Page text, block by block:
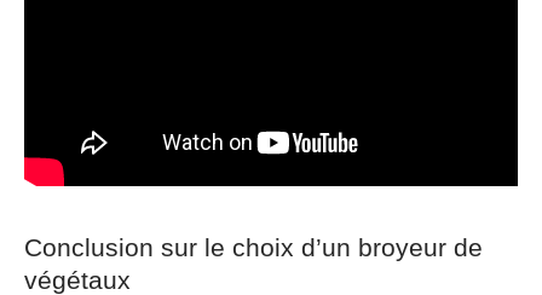
Conclusion sur le choix d’un broyeur de
végétaux